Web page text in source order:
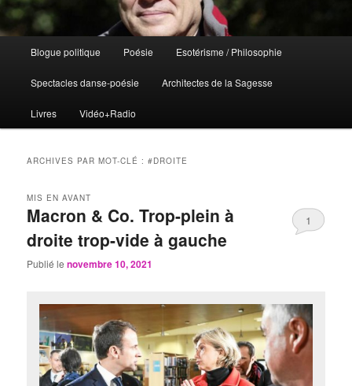
Aller
au
contenu
principal
Aller
au
contenu
secondaire
Blogue politique Poésie Esotérisme / Philosophie
Spectacles danse-poésie Architectes de la Sagesse
Livres Vidéo+Radio
ARCHIVES PAR MOT-CLÉ :#DROITE
Macron & Co. Trop-plein à
droite trop-vide à gauche
MIS EN AVANT
Publié lenovembre 10, 2021
1